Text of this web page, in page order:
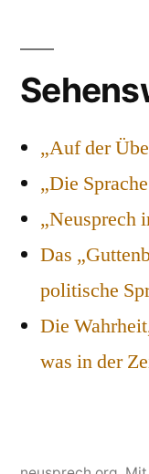
„Auf der
„Die
„Neusprech
Das
politische
Die
was in der